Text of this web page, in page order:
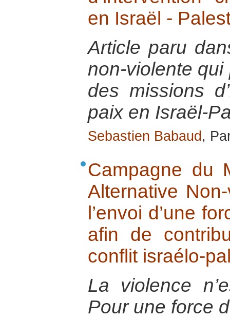
en Israël -
Article paru
non-violente
des missions
paix en Israël-
Sebastien Babaud ,
Campagne du
Alternative
l’envoi d’une
afin de
conflit israélo-
La violence
Pour une force